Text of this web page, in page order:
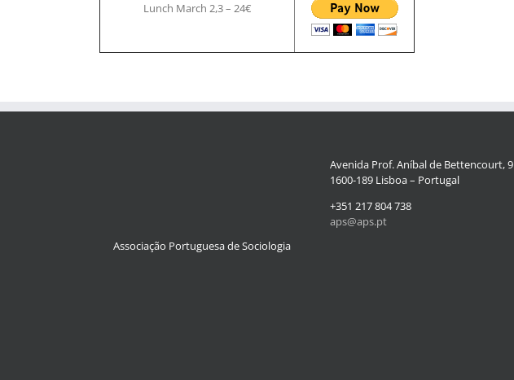
Lunch March 2,3 – 24€
Associação Portuguesa de Sociologia
Avenida Prof. Aníbal de Bettencourt, 9
1600-189 Lisboa – Portugal
+351 217 804 738
aps@aps.pt